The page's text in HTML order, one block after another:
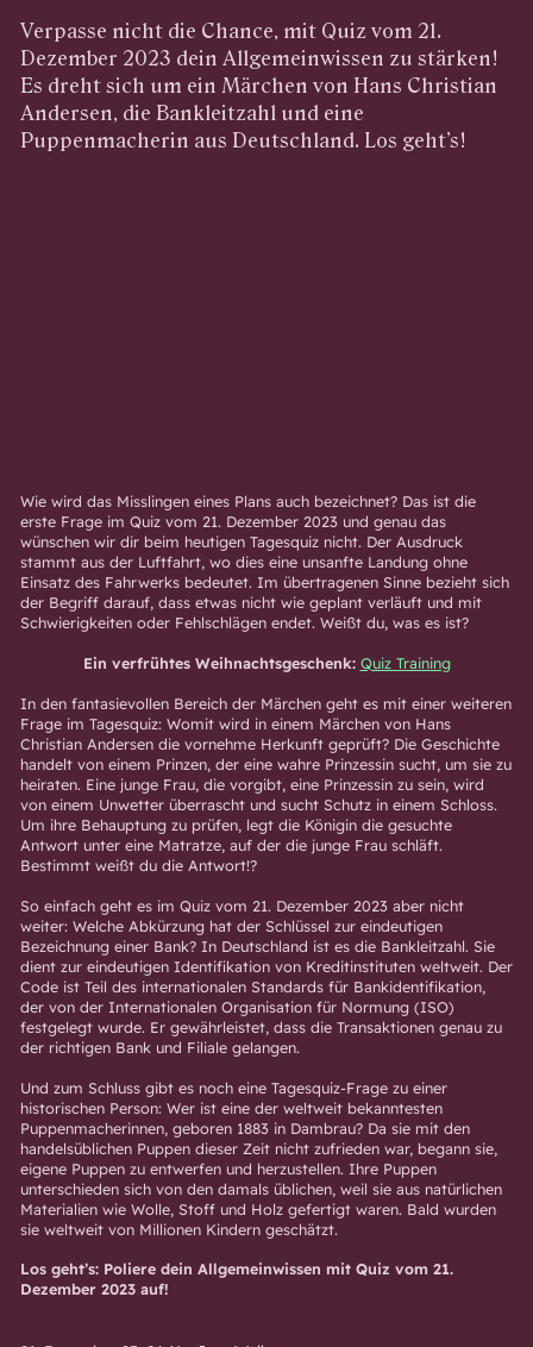
Verpasse nicht die Chance, mit Quiz vom 21.
Dezember 2023 dein Allgemeinwissen zu stärken!
Es dreht sich um ein Märchen von Hans Christian
Andersen, die Bankleitzahl und eine
Puppenmacherin aus Deutschland. Los geht’s!
Wie wird das Misslingen eines Plans auch bezeichnet? Das ist die
erste Frage im Quiz vom 21. Dezember 2023 und genau das
wünschen wir dir beim heutigen Tagesquiz nicht. Der Ausdruck
stammt aus der Luftfahrt, wo dies eine unsanfte Landung ohne
Einsatz des Fahrwerks bedeutet. Im übertragenen Sinne bezieht sich
der Begriff darauf, dass etwas nicht wie geplant verläuft und mit
Schwierigkeiten oder Fehlschlägen endet. Weißt du, was es ist?
Ein verfrühtes Weihnachtsgeschenk: Quiz Training
In den fantasievollen Bereich der Märchen geht es mit einer weiteren
Frage im Tagesquiz: Womit wird in einem Märchen von Hans
Christian Andersen die vornehme Herkunft geprüft? Die Geschichte
handelt von einem Prinzen, der eine wahre Prinzessin sucht, um sie zu
heiraten. Eine junge Frau, die vorgibt, eine Prinzessin zu sein, wird
von einem Unwetter überrascht und sucht Schutz in einem Schloss.
Um ihre Behauptung zu prüfen, legt die Königin die gesuchte
Antwort unter eine Matratze, auf der die junge Frau schläft.
Bestimmt weißt du die Antwort!?
So einfach geht es im Quiz vom 21. Dezember 2023 aber nicht
weiter: Welche Abkürzung hat der Schlüssel zur eindeutigen
Bezeichnung einer Bank? In Deutschland ist es die Bankleitzahl. Sie
dient zur eindeutigen Identifikation von Kreditinstituten weltweit. Der
Code ist Teil des internationalen Standards für Bankidentifikation,
der von der Internationalen Organisation für Normung (ISO)
festgelegt wurde. Er gewährleistet, dass die Transaktionen genau zu
der richtigen Bank und Filiale gelangen.
Und zum Schluss gibt es noch eine Tagesquiz-Frage zu einer
historischen Person: Wer ist eine der weltweit bekanntesten
Puppenmacherinnen, geboren 1883 in Dambrau? Da sie mit den
handelsüblichen Puppen dieser Zeit nicht zufrieden war, begann sie,
eigene Puppen zu entwerfen und herzustellen. Ihre Puppen
unterschieden sich von den damals üblichen, weil sie aus natürlichen
Materialien wie Wolle, Stoff und Holz gefertigt waren. Bald wurden
sie weltweit von Millionen Kindern geschätzt.
Los geht’s: Poliere dein Allgemeinwissen mit Quiz vom 21.
Dezember 2023 auf!